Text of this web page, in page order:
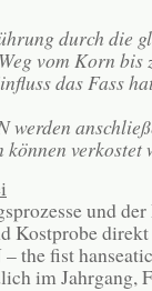
durch die
vom Korn bis
das Fass
werden
verkostet
und
Kostprobe direkt
the fist
im Jahrgang,